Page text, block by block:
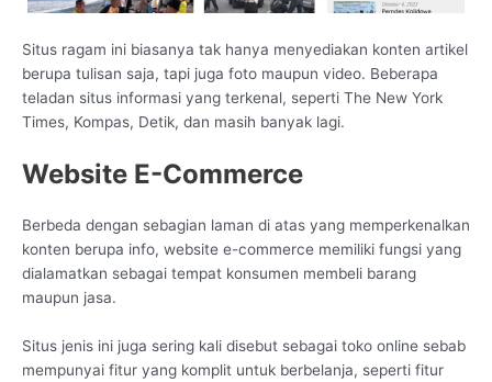
Situs ragam ini biasanya tak hanya menyediakan konten artikel
berupa tulisan saja, tapi juga foto maupun video. Beberapa
teladan situs informasi yang terkenal, seperti The New York
Times, Kompas, Detik, dan masih banyak lagi.
Website E-Commerce
Berbeda dengan sebagian laman di atas yang memperkenalkan
konten berupa info, website e-commerce memiliki fungsi yang
dialamatkan sebagai tempat konsumen membeli barang
maupun jasa.
Situs jenis ini juga sering kali disebut sebagai toko online sebab
mempunyai fitur yang komplit untuk berbelanja, seperti fitur